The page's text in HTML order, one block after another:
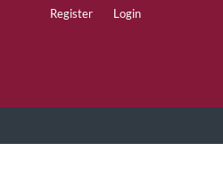
Register Login